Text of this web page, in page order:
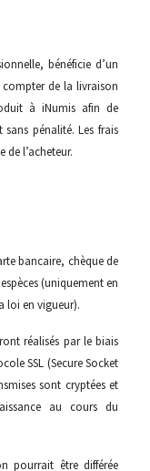
bénéficie d’un
de la livraison
à iNumis afin de
pénalité. Les frais
de l’acheteur.
bancaire, chèque de
(uniquement en
loi en vigueur).
réalisés par le biais
SSL (Secure Socket
sont cryptées et
au cours du
pourrait être différée